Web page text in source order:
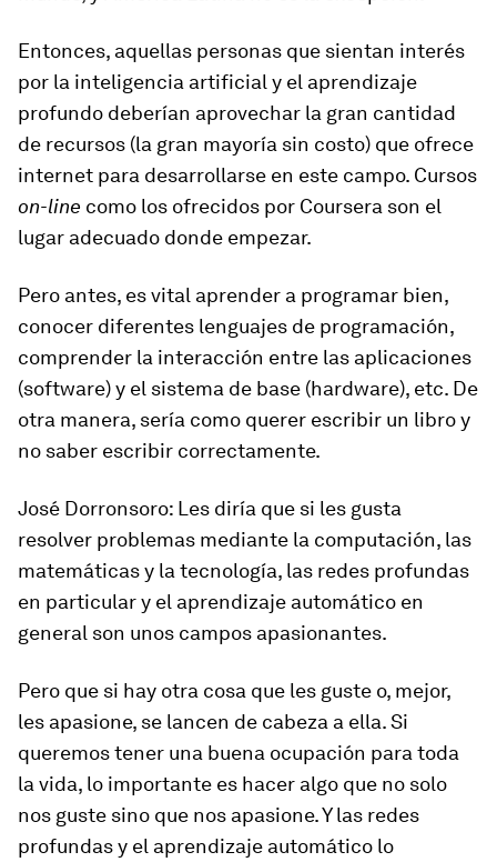
Entonces, aquellas personas que sientan interés
por la inteligencia artificial y el aprendizaje
profundo deberían aprovechar la gran cantidad
de recursos (la gran mayoría sin costo) que ofrece
internet para desarrollarse en este campo. Cursos
on-line como los ofrecidos por Coursera son el
lugar adecuado donde empezar.
Pero antes, es vital aprender a programar bien,
conocer diferentes lenguajes de programación,
comprender la interacción entre las aplicaciones
(software) y el sistema de base (hardware), etc. De
otra manera, sería como querer escribir un libro y
no saber escribir correctamente.
José Dorronsoro: Les diría que si les gusta
resolver problemas mediante la computación, las
matemáticas y la tecnología, las redes profundas
en particular y el aprendizaje automático en
general son unos campos apasionantes.
Pero que si hay otra cosa que les guste o, mejor,
les apasione, se lancen de cabeza a ella. Si
queremos tener una buena ocupación para toda
la vida, lo importante es hacer algo que no solo
nos guste sino que nos apasione. Y las redes
profundas y el aprendizaje automático lo